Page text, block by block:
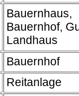
Bauernhaus,
Bauernhof,
Landhaus
Bauernhof
Reitanlage